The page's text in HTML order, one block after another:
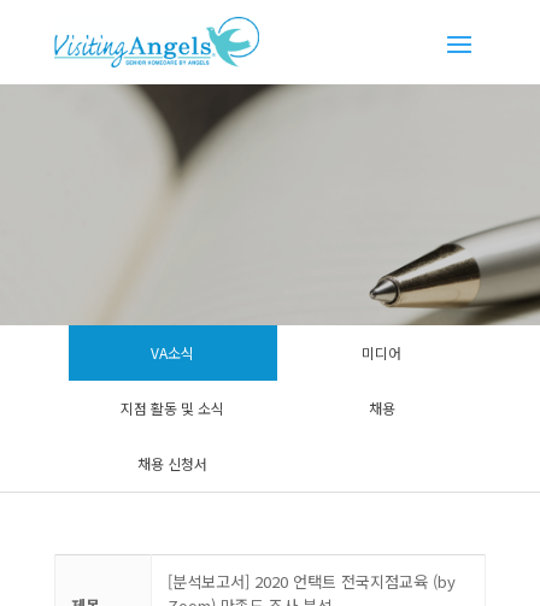
VA소식 미디어
지점 활동 및 소식 채용
채용 신청서
[분석보고서] 2020 언택트 전국지점교육 (by